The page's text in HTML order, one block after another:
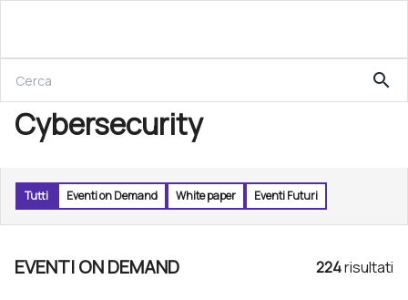
search
Cybersecurity
Tutti Eventi on Demand White paper Eventi Futuri
EVENTI ON DEMAND 224risultati